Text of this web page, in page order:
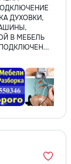
ДУХОВКИ,
В МЕБЕЛЬ